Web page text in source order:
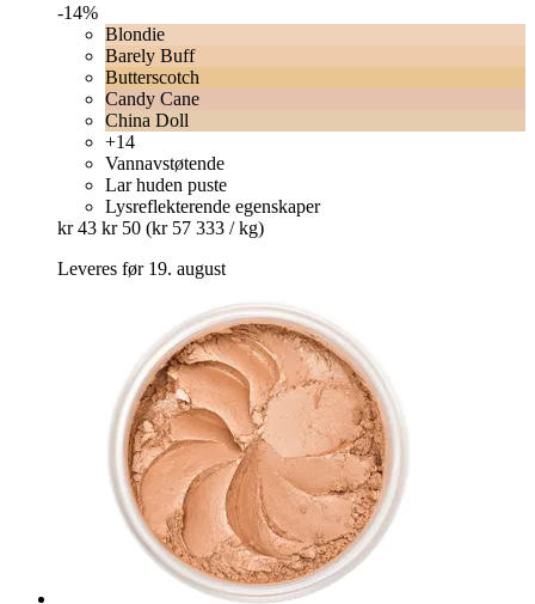
-14%
Blondie
Barely Buff
Butterscotch
Candy Cane
China Doll
+14
Vannavstøtende
Lar huden puste
Lysreflekterende egenskaper
kr 43 kr 50 (kr 57 333 / kg)
Leveres før 19. august